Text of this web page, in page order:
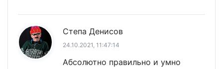
Степа Денисов
24.10.2021, 11:47:14
Абсолютно правильно и умно